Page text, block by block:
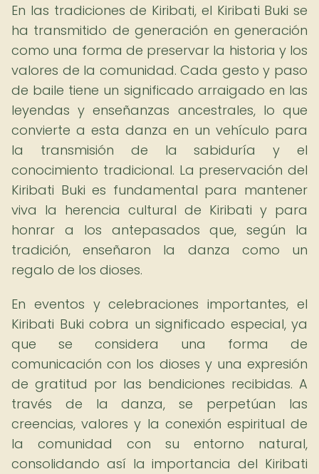
En las tradiciones de Kiribati, el Kiribati Buki se
ha transmitido de generación en generación
como una forma de preservar la historia y los
valores de la comunidad. Cada gesto y paso
de baile tiene un significado arraigado en las
leyendas y enseñanzas ancestrales, lo que
convierte a esta danza en un vehículo para
la transmisión de la sabiduría y el
conocimiento tradicional. La preservación del
Kiribati Buki es fundamental para mantener
viva la herencia cultural de Kiribati y para
honrar a los antepasados que, según la
tradición, enseñaron la danza como un
regalo de los dioses.
En eventos y celebraciones importantes, el
Kiribati Buki cobra un significado especial, ya
que se considera una forma de
comunicación con los dioses y una expresión
de gratitud por las bendiciones recibidas. A
través de la danza, se perpetúan las
creencias, valores y la conexión espiritual de
la comunidad con su entorno natural,
consolidando así la importancia del Kiribati